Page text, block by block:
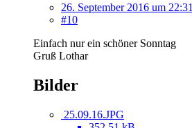
26. September 2016 um 22:31
#10
Einfach nur ein schöner Sonntag
Gruß Lothar
Bilder
25.09.16.JPG